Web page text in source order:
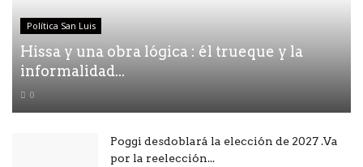
Política San Luis
Hissa y una obra lógica : él trueque y la
informalidad...
0
Poggi desdoblará la elección de 2027 .Va
por la reelección...